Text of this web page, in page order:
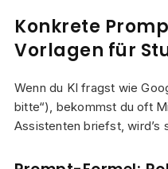
Konkrete
Vorlagen für
Wenn du KI fragst wie
bitte“), bekommst du oft
Assistenten briefst, wird’s